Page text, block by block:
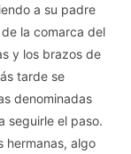
a su padre
la comarca del
y los brazos de
tarde se
denominadas
seguirle el paso.
hermanas, algo